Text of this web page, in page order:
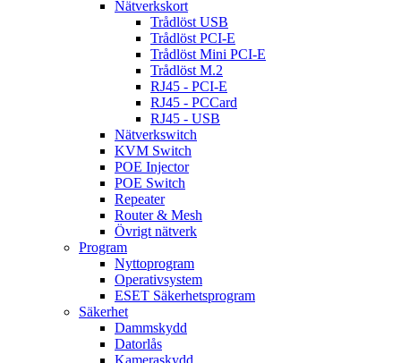
Nätverkskort
Trådlöst USB
Trådlöst PCI-E
Trådlöst Mini PCI-E
Trådlöst M.2
RJ45 - PCI-E
RJ45 - PCCard
RJ45 - USB
Nätverkswitch
KVM Switch
POE Injector
POE Switch
Repeater
Router & Mesh
Övrigt nätverk
Program
Nyttoprogram
Operativsystem
ESET Säkerhetsprogram
Säkerhet
Dammskydd
Datorlås
Kameraskydd